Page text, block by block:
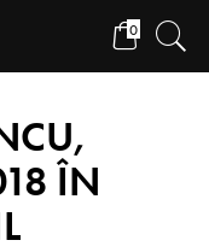
0
ÎN